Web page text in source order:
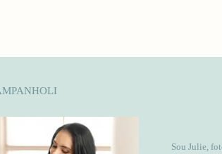
Sou Julie,